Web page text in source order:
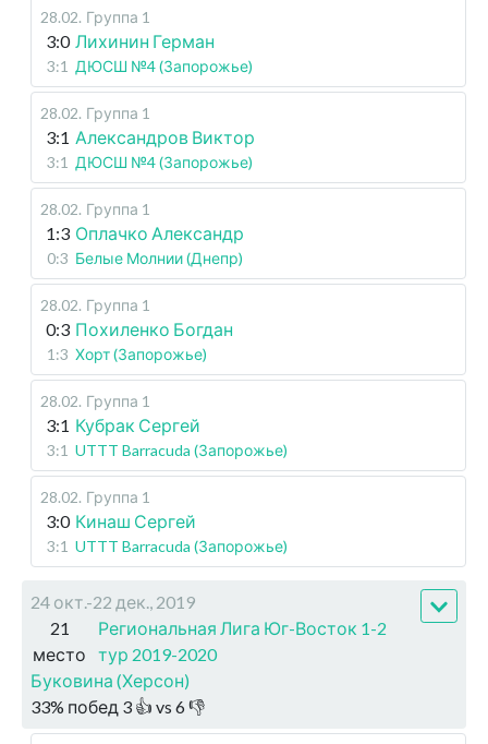
28.02. Группа 1
3:0 Лихинин Герман
3:1 ДЮСШ №4 (Запорожье)
28.02. Группа 1
3:1 Александров Виктор
3:1 ДЮСШ №4 (Запорожье)
28.02. Группа 1
1:3 Оплачко Александр
0:3 Белые Молнии (Днепр)
28.02. Группа 1
0:3 Похиленко Богдан
1:3 Хорт (Запорожье)
28.02. Группа 1
3:1 Кубрак Сергей
3:1 UTTT Barracuda (Запорожье)
28.02. Группа 1
3:0 Кинаш Сергей
3:1 UTTT Barracuda (Запорожье)
24 окт.-22 дек., 2019
21
место
Региональная Лига Юг-Восток 1-2
тур 2019-2020
Буковина (Херсон)
33% побед 3 👍 vs 6👎